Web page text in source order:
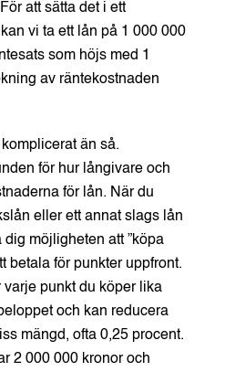
att sätta det i ett
vi ta ett lån på 1 000 000
som höjs med 1
av räntekostnaden
än så.
för hur långivare och
för lån. När du
eller ett annat slags lån
möjligheten att ”köpa
betala för punkter uppfront.
varje punkt du köper lika
och kan reducera
mängd, ofta 0,25 procent.
2 000 000 kronor och